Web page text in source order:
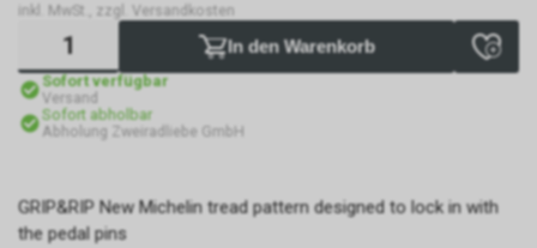
inkl. MwSt., zzgl. Versandkosten
In den Warenkorb
Sofort verfügbar
Versand
Sofort abholbar
Abholung Zweiradliebe GmbH
GRIP&RIP New Michelin tread pattern designed to lock in with
the pedal pins